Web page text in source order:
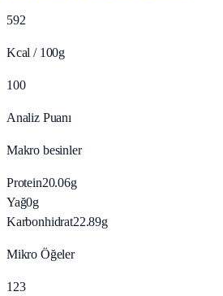
592
Kcal / 100g
100
Analiz Puanı
Makro besinler
Protein20.06g
Yağ0g
Karbonhidrat22.89g
Mikro Öğeler
123